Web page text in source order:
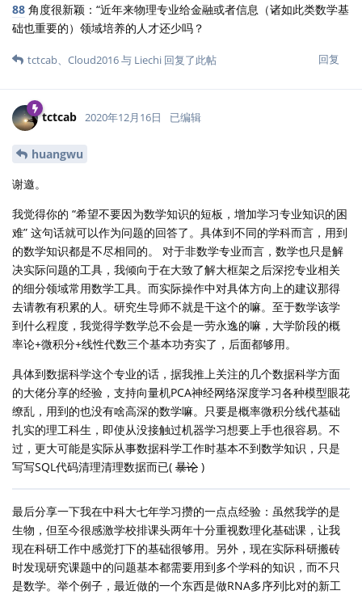
88 角度很新颖：“近年来物理专业给金融或者信息（诸如此类数学基
础也重要的）领域培养的人才还少吗？
回复
tctcab、 Cloud2016与 Liechi 回复了此帖
tctcab 2020年12月16日 已编辑
huangwu
谢邀。
我觉得你的 “希望不要因为数学知识的短板，增加学习专业知识的困
难” 这句话就可以作为问题的回答了。具体到不同的学科而言，用到
的数学知识都是不尽相同的。 对于非数学专业而言，数学也只是解
决实际问题的工具，我倾向于在大致了解大框架之后深挖专业相关
的细分领域常用数学工具。而实际操作中对具体方向上的建议那得
去请教有积累的人。研究生导师不就是干这个的嘛。至于数学该学
到什么程度，我觉得学数学总不会是一劳永逸的嘛，大学阶段的概
率论+微积分+线性代数三个基本功夯实了，后面都够用。
具体到数据科学这个专业的话，据我推上关注的几个数据科学方面
的大佬分享的经验，支持向量机PCA神经网络深度学习各种模型眼花
缭乱，用到的也没有啥高深的数学嘛。只要是概率微积分线代基础
扎实的理工科生，即使从没接触过机器学习想要上手也很容易。不
过，更大可能是实际从事数据科学工作时基本不到数学知识，只是
写写SQL代码清理清理数据而已( 暴论 )
最后分享一下我在中科大七年学习攒的一点点经验：虽然我学的是
生物，但至今很感激学校排课头两年十分重视数理化基础课，让我
现在科研工作中感觉打下的基础很够用。另外，现在实际科研搬砖
时发现研究课题中的问题基本都需要用到多个学科的知识，而不只
是数学。举个例子，最近做的一个东西是做RNA多序列比对的新工